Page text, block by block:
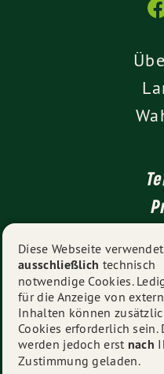
© 2026 Rüdiger Tonojan
Diese Webseite verwendet
ausschließlich technisch
notwendige Cookies.
für die Anzeige von
Inhalten können
Cookies erforderlich sein.
werden jedoch erst nach
Zustimmung geladen.